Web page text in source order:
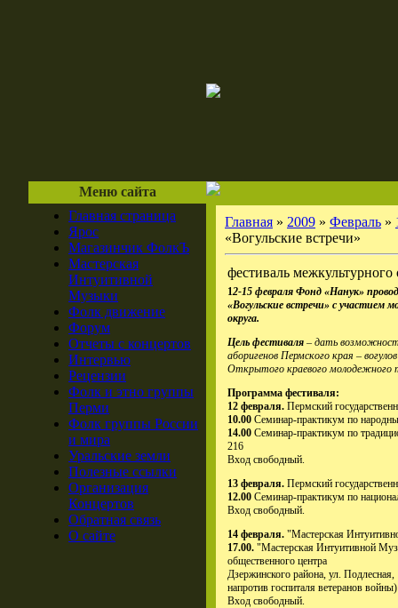
Меню сайта
Главная страница
Ярос
Магазинчик ФолкЪ
Мастерская
Интуитивной
Музыки
Фолк движение
Форум
Отчеты с концертов
Интервью
Рецензии
Фолк и этно группы
Перми
Фолк группы России
и мира
Уральские земли
Полезные ссылки
Организация
Концертов
Обратная связь
О сайте
Главная » 2009 » Февраль »
«Вогульские встречи»
фестиваль
12-15 февраля Фонд «Нанук»
«Вогульские встречи» с
округа.
Цель фестиваля – дать
аборигенов Пермского края –
Открытого краевого молодежного
Программа фестиваля:
12 февраля. Пермский
10.00 Семинар-практикум по
14.00 Семинар-практикум по
216
Вход свободный.
13 февраля. Пермский
12.00 Семинар-практикум по
Вход свободный.
14 февраля. "Мастерская
17.00. "Мастерская Интуитивной
общественного центра
Дзержинского района, ул.
напротив госпиталя ветеранов войны)
Вход свободный.